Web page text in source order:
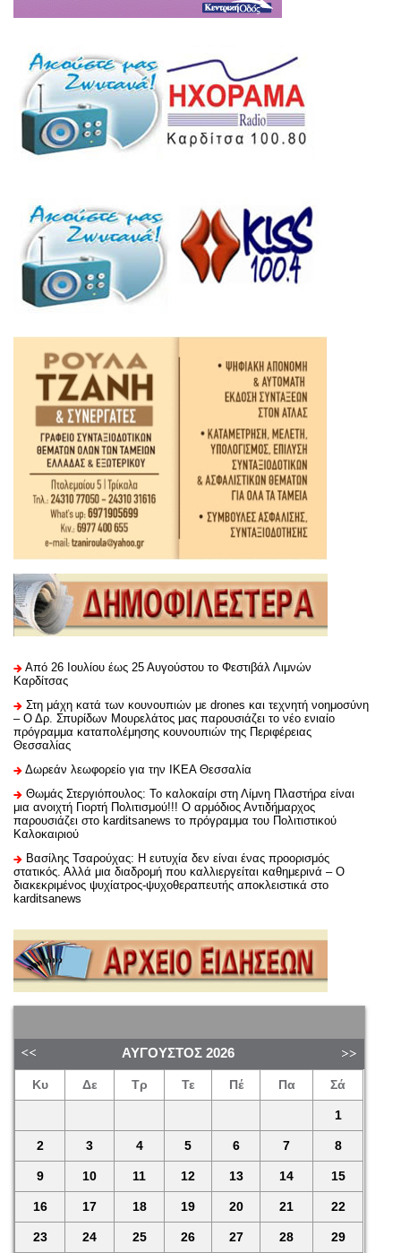
Από 26 Ιουλίου έως 25 Αυγούστου το Φεστιβάλ Λιμνών
Καρδίτσας
Στη μάχη κατά των κουνουπιών με drones και τεχνητή νοημοσύνη
– Ο Δρ. Σπυρίδων Μουρελάτος μας παρουσιάζει το νέο ενιαίο
πρόγραμμα καταπολέμησης κουνουπιών της Περιφέρειας
Θεσσαλίας
Δωρεάν λεωφορείο για την ΙΚΕΑ Θεσσαλία
Θωμάς Στεργιόπουλος: Το καλοκαίρι στη Λίμνη Πλαστήρα είναι
μια ανοιχτή Γιορτή Πολιτισμού!!! Ο αρμόδιος Αντιδήμαρχος
παρουσιάζει στο karditsanews το πρόγραμμα του Πολιτιστικού
Καλοκαιριού
Βασίλης Τσαρούχας: Η ευτυχία δεν είναι ένας προορισμός
στατικός. Αλλά μια διαδρομή που καλλιεργείται καθημερινά – Ο
διακεκριμένος ψυχίατρος-ψυχοθεραπευτής αποκλειστικά στο
karditsanews
ΑΎΓΟΥΣΤΟΣ 2026
Κυ Δε Τρ Τε Πέ Πα Σά
1
2 3 4 5 6 7 8
9 10 11 12 13 14 15
16 17 18 19 20 21 22
23 24 25 26 27 28 29